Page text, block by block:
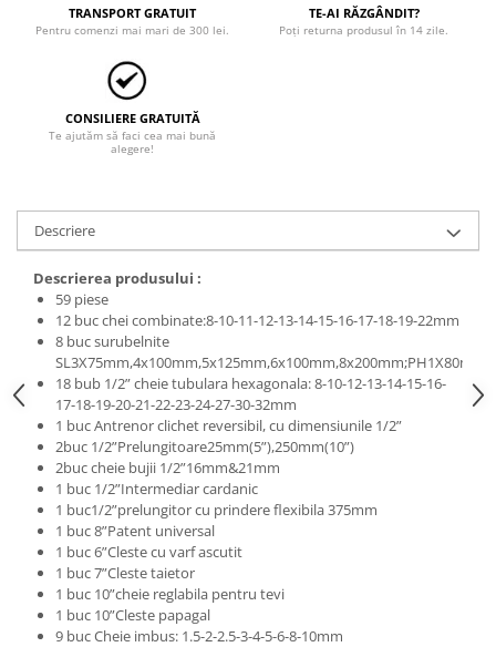
Pantaloni
îmbrăcăminte pentru damă
îmbrăcăminte asistente/doctori
îmbrăcăminte bucătari
îmbrăcăminte de lucru
înaltă vizibilitate hi-vis
Combinezoane
Hanorace
Jachete
Pantaloni
Pantaloni scurti
Salopetă cu pieptar
Tricouri
Veste
TRANSPORT GRATUIT
Pentru comenzi mai mari de 300 lei.
TE-AI RĂZGÂNDIT?
Poți returna produsul în 14 zile.
CONSILIERE GRATUITĂ
Te ajutăm să faci cea mai bună
alegere!
Descriere
Descrierea produsului :
59 piese
12 buc chei combinate:8-10-11-12-13-14-15-16-17-18-19-22mm
8 buc surubelnite
18 bub 1/2” cheie tubulara hexagonala: 8-10-12-13-14-15-16-
17-18-19-20-21-22-23-24-27-30-32mm
1 buc Antrenor clichet reversibil, cu dimensiunile 1/2”
2buc 1/2”Prelungitoare25mm(5”),250mm(10”)
2buc cheie bujii 1/2”16mm&21mm
1 buc 1/2”Intermediar cardanic
1 buc1/2”prelungitor cu prindere flexibila 375mm
1 buc 8”Patent universal
1 buc 6”Cleste cu varf ascutit
1 buc 7”Cleste taietor
1 buc 10”cheie reglabila pentru tevi
1 buc 10”Cleste papagal
9 buc Cheie imbus: 1.5-2-2.5-3-4-5-6-8-10mm